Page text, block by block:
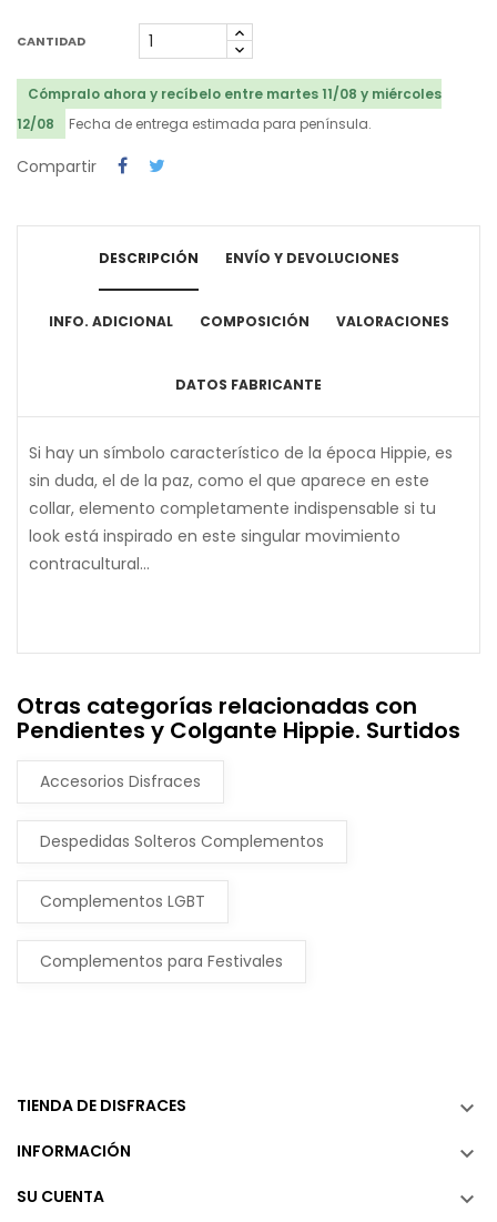
CANTIDAD
Cómpralo ahora y recíbelo entre martes 11/08 y miércoles
12/08
Fecha de entrega estimada para península.
Compartir
DESCRIPCIÓN ENVÍO Y DEVOLUCIONES
INFO. ADICIONAL COMPOSICIÓN VALORACIONES
DATOS FABRICANTE
Si hay un símbolo característico de la época Hippie, es
sin duda, el de la paz, como el que aparece en este
collar, elemento completamente indispensable si tu
look está inspirado en este singular movimiento
contracultural...
Otras categorías relacionadas con
Pendientes y Colgante Hippie. Surtidos
Accesorios Disfraces
Despedidas Solteros Complementos
Complementos LGBT
Complementos para Festivales
TIENDA DE DISFRACES 
INFORMACIÓN 
SU CUENTA 